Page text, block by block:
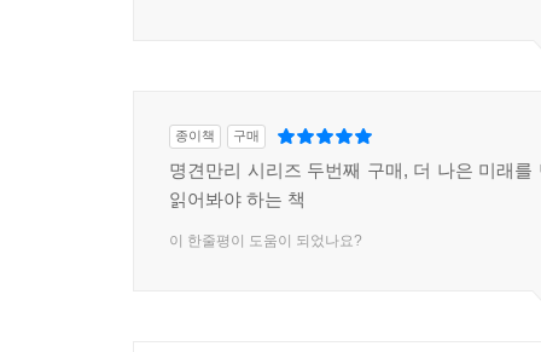
종이책 구매
명견만리 시리즈 두번째 구매, 더 나은 미래를
읽어봐야 하는 책
이 한줄평이 도움이 되었나요?